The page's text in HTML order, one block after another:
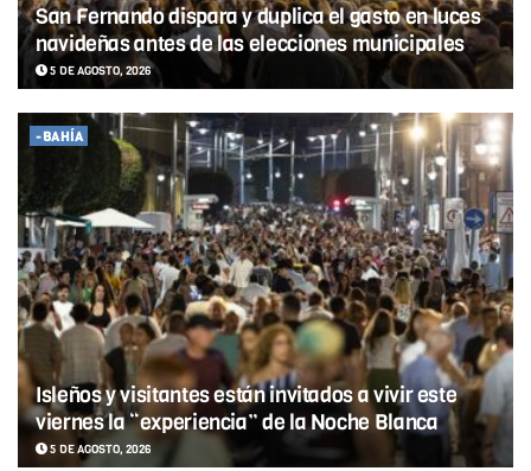
San Fernando dispara y duplica el gasto en luces
navideñas antes de las elecciones municipales
5 DE AGOSTO, 2026
-BAHÍA
Isleños y visitantes están invitados a vivir este
viernes la “experiencia” de la Noche Blanca
5 DE AGOSTO, 2026